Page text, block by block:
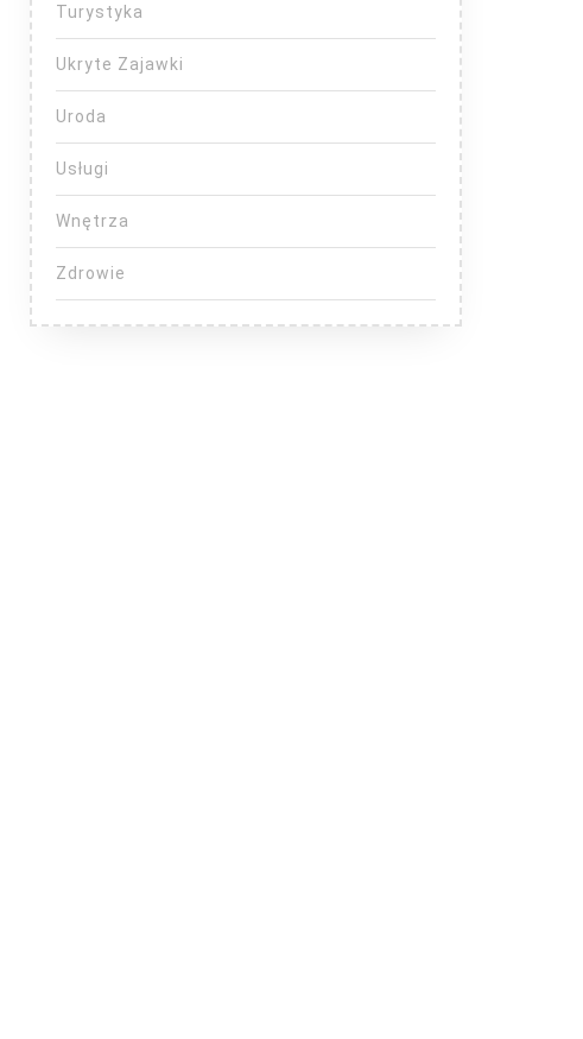
Turystyka
Ukryte Zajawki
Uroda
Usługi
Wnętrza
Zdrowie